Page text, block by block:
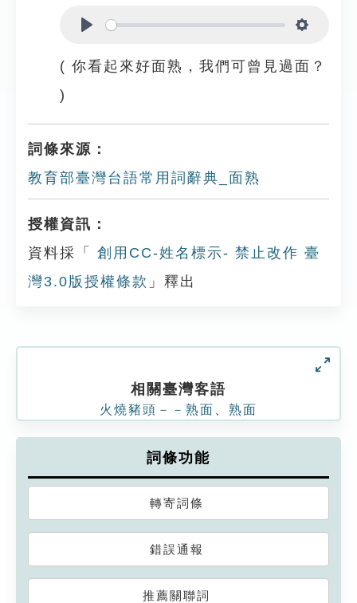
( 你看起來好面熟，我們可曾見過面？
)
詞條來源：
教育部臺灣台語常用詞辭典_面熟
授權資訊：
資料採「
創用CC-姓名標示- 禁止改作 臺
灣3.0版授權條款 」釋出
相關臺灣客語
火燒豬頭－－熟面 熟面
詞條功能
轉寄詞條
錯誤通報
推薦關聯詞